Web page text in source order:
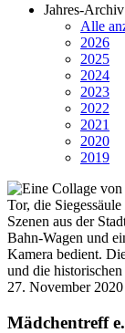
Jahres-Archiv
Alle
2026
2025
2024
2023
2022
2021
2020
2019
27. November 2020
Mädchentreff